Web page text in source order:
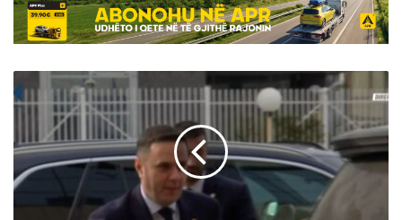
e
presidentit,
Abdixhiku
mbërrin
në
Kuvend